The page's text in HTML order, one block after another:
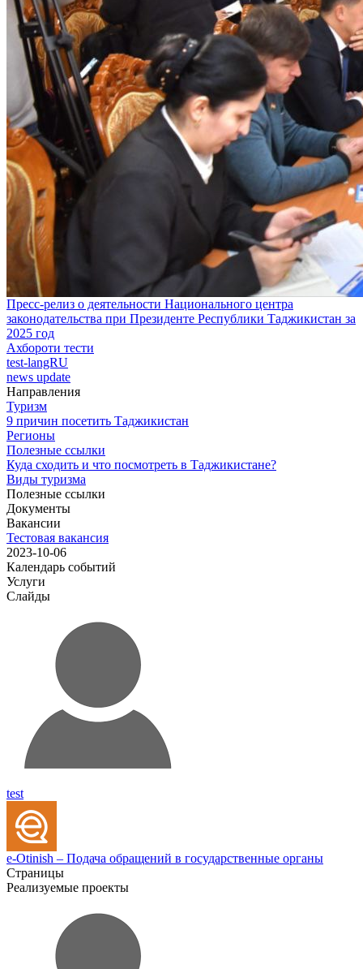
Пресс-релиз о деятельности Национального центра
законодательства при Президенте Республики Таджикистан за
2025 год
Ахбороти тести
test-langRU
news update
Направления
Туризм
9 причин посетить Таджикистан
Регионы
Полезные ссылки
Куда сходить и что посмотреть в Таджикистане?
Виды туризма
Полезные ссылки
Документы
Вакансии
Тестовая вакансия
2023-10-06
Календарь событий
Услуги
Слайды
test
e-Otinish – Подача обращений в государственные органы
Страницы
Реализуемые проекты